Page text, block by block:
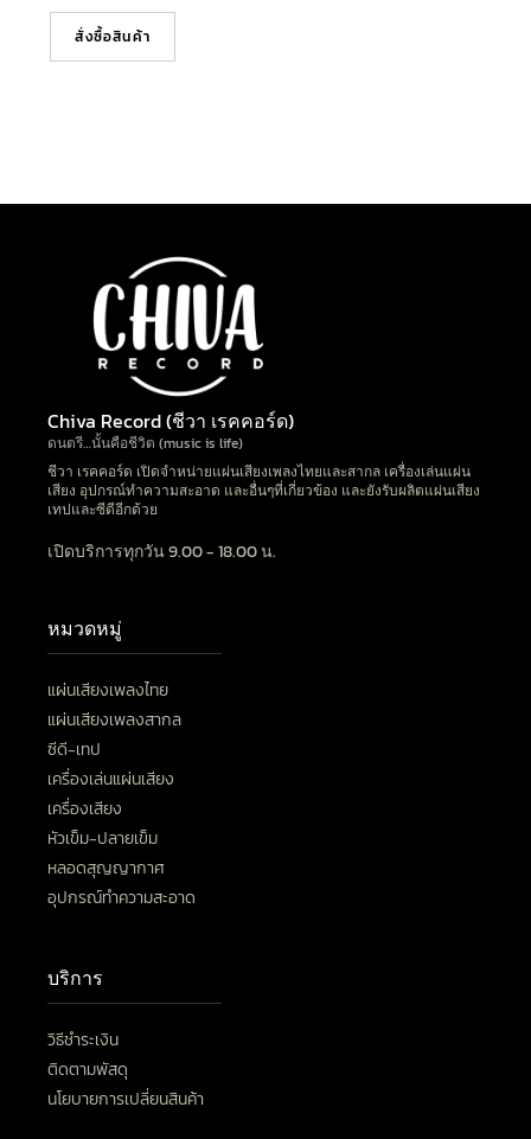
สั่งซื้อสินค้า
Chiva Record (ชีวา เรคคอร์ด)
ดนตรี…นั้นคือชีวิต (music is life)
ชีวา เรคคอร์ด เปิดจำหน่ายแผ่นเสียงเพลงไทยและสากล เครื่องเล่นแผ่น
เสียง อุปกรณ์ทำความสะอาด และอื่นๆที่เกี่ยวข้อง และยังรับผลิตแผ่นเสียง
เทปและซีดีอีกด้วย
เปิดบริการทุกวัน 9.00 - 18.00 น.
หมวดหมู่
แผ่นเสียงเพลงไทย
แผ่นเสียงเพลงสากล
ซีดี-เทป
เครื่องเล่นแผ่นเสียง
เครื่องเสียง
หัวเข็ม-ปลายเข็ม
หลอดสุญญากาศ
อุปกรณ์ทำความสะอาด
บริการ
วิธีชำระเงิน
ติดตามพัสดุ
นโยบายการเปลี่ยนสินค้า